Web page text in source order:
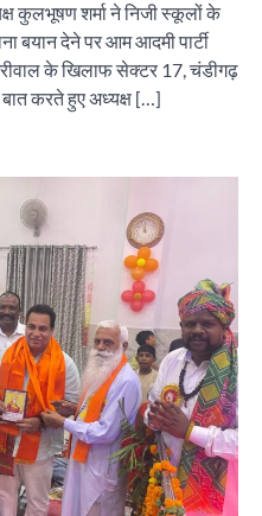
कुलभूषण शर्मा ने निजी स्कूलों के
बयान देने पर आम आदमी पार्टी
के खिलाफ सेक्टर 17, चंडीगढ़
करते हुए अध्यक्ष […]